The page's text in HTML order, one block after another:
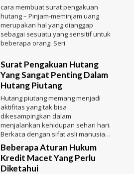
cara membuat surat pengakuan
hutang – Pinjam-meminjam uang
merupakan hal yang dianggap
sebagai sesuatu yang sensitif untuk
beberapa orang. Seri
Surat Pengakuan Hutang
Yang Sangat Penting Dalam
Hutang Piutang
Hutang piutang memang menjadi
aktifitas yang tak bisa
dikesampingkan dalam
menjalankan kehidupan sehari hari.
Berkaca dengan sifat asli manusia
sebag
Beberapa Aturan Hukum
Kredit Macet Yang Perlu
Diketahui